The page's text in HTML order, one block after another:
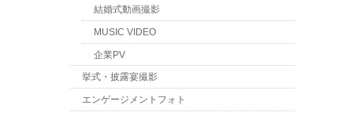
結婚式動画撮影
MUSIC VIDEO
企業PV
挙式・披露宴撮影
エンゲージメントフォト